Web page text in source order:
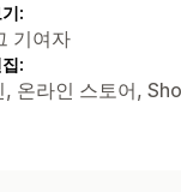
:
기여자
:
, 온라인 스토어,